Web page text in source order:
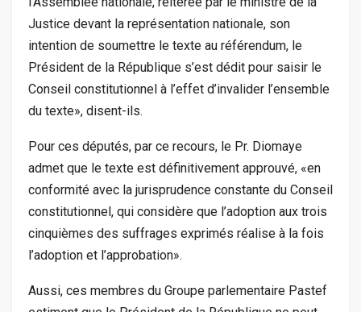
Justice devant la représentation nationale, son
intention de soumettre le texte au référendum, le
Président de la République s’est dédit pour saisir le
Conseil constitutionnel à l’effet d’invalider l’ensemble
du texte», disent-ils.
Pour ces députés, par ce recours, le Pr. Diomaye
admet que le texte est définitivement approuvé, «en
conformité avec la jurisprudence constante du Conseil
constitutionnel, qui considère que l’adoption aux trois
cinquièmes des suffrages exprimés réalise à la fois
l’adoption et l’approbation».
Aussi, ces membres du Groupe parlementaire Pastef